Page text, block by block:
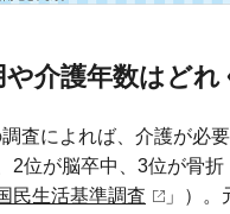
や介護年数はどれ
査によれば、介護が必
2位が脳卒中、3位が骨折
民生活基準調査
」）。